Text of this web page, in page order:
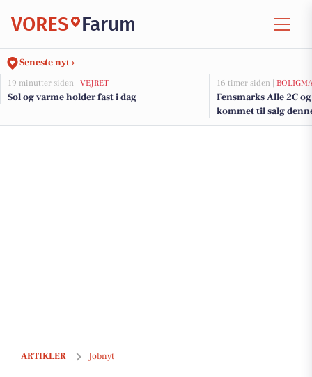
VORES Farum
Seneste nyt ›
19 minutter siden | VEJRET
Sol og varme holder fast i dag
16 timer siden |
Fensmarks Alle 2C
kommet til salg
boligerne her.
ARTIKLER Jobnyt
Servicesnedker/tømrer søges til restaurering og bevaring af